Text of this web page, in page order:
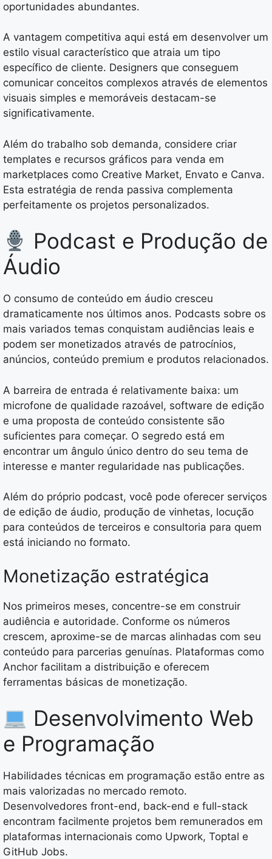
oportunidades abundantes.
A vantagem competitiva aqui está em desenvolver um
estilo visual característico que atraia um tipo
específico de cliente. Designers que conseguem
comunicar conceitos complexos através de elementos
visuais simples e memoráveis destacam-se
significativamente.
Além do trabalho sob demanda, considere criar
templates e recursos gráficos para venda em
marketplaces como Creative Market, Envato e Canva.
Esta estratégia de renda passiva complementa
perfeitamente os projetos personalizados.
Podcast e Produção de
Áudio
O consumo de conteúdo em áudio cresceu
dramaticamente nos últimos anos. Podcasts sobre os
mais variados temas conquistam audiências leais e
podem ser monetizados através de patrocínios,
anúncios, conteúdo premium e produtos relacionados.
A barreira de entrada é relativamente baixa: um
microfone de qualidade razoável, software de edição
e uma proposta de conteúdo consistente são
suficientes para começar. O segredo está em
encontrar um ângulo único dentro do seu tema de
interesse e manter regularidade nas publicações.
Além do próprio podcast, você pode oferecer serviços
de edição de áudio, produção de vinhetas, locução
para conteúdos de terceiros e consultoria para quem
está iniciando no formato.
Monetização estratégica
Nos primeiros meses, concentre-se em construir
audiência e autoridade. Conforme os números
crescem, aproxime-se de marcas alinhadas com seu
conteúdo para parcerias genuínas. Plataformas como
Anchor facilitam a distribuição e oferecem
ferramentas básicas de monetização.
Desenvolvimento Web
e Programação
Habilidades técnicas em programação estão entre as
mais valorizadas no mercado remoto.
Desenvolvedores front-end, back-end e full-stack
encontram facilmente projetos bem remunerados em
plataformas internacionais como Upwork, Toptal e
GitHub Jobs.